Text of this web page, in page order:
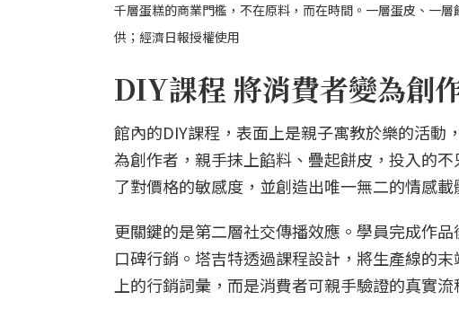
千層蛋糕的商業門檻，不在原料，而在時間。一層蛋皮、一
供；經濟日報授權使用
DIY課程 將消費者變為創
館內的DIY課程，表面上是親子寓教於樂的活
為創作者，親手抹上餡料、疊起餅皮，投入的
了對價格的敏感度，並創造出唯一無二的情感載
更關鍵的是第二層社交傳播效應。學員完成作
口碑行銷。塔吉特透過課程設計，將生產線的
上的行銷詞彙，而是消費者可親手驗證的真實流